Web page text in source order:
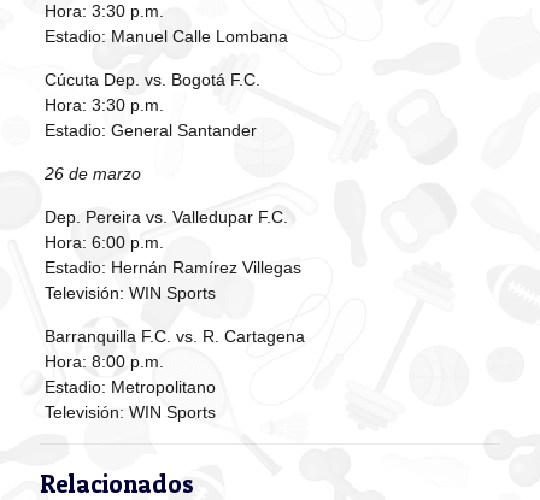
Hora: 3:30 p.m.
Estadio: Manuel Calle Lombana
Cúcuta Dep. vs. Bogotá F.C.
Hora: 3:30 p.m.
Estadio: General Santander
26 de marzo
Dep. Pereira vs. Valledupar F.C.
Hora: 6:00 p.m.
Estadio: Hernán Ramírez Villegas
Televisión: WIN Sports
Barranquilla F.C. vs. R. Cartagena
Hora: 8:00 p.m.
Estadio: Metropolitano
Televisión: WIN Sports
Relacionados